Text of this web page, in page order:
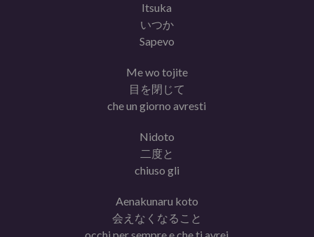
Itsuka
いつか
Sapevo
Me wo tojite
目を閉じて
che un giorno avresti
Nidoto
二度と
chiuso gli
Aenakunaru koto
会えなくなること